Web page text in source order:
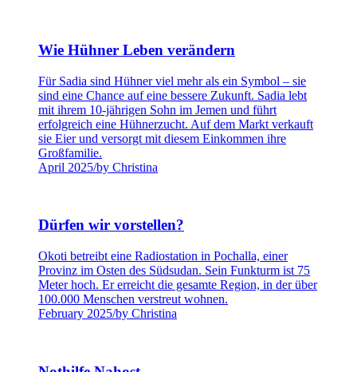
Wie Hühner Leben verändern
Für Sadia sind Hühner viel mehr als ein Symbol – sie
sind eine Chance auf eine bessere Zukunft. Sadia lebt
mit ihrem 10-jährigen Sohn im Jemen und führt
erfolgreich eine Hühnerzucht. Auf dem Markt verkauft
sie Eier und versorgt mit diesem Einkommen ihre
Großfamilie.
April 2025/by Christina
Dürfen wir vorstellen?
Okoti betreibt eine Radiostation in Pochalla, einer
Provinz im Osten des Südsudan. Sein Funkturm ist 75
Meter hoch. Er erreicht die gesamte Region, in der über
100.000 Menschen verstreut wohnen.
February 2025/by Christina